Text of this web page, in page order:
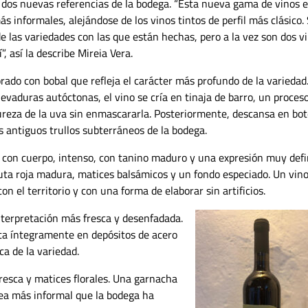
informales, alejándose de los vinos tintos de perfil más clásico.
las variedades con las que están hechas, pero a la vez son dos
así la describe Mireia Vera.
con bobal que refleja el carácter más profundo de la
autóctonas, el vino se cría en tinaja de barro, un
de la uva sin enmascararla. Posteriormente, descansa en
antiguos trullos subterráneos de la bodega.
cuerpo, intenso, con tanino maduro y una expresión muy
roja madura, matices balsámicos y un fondo especiado. Un
el territorio y con una forma de elaborar sin artificios.
más fresca y desenfadada.
íntegramente en depósitos de acero
de la variedad.
y matices florales. Una garnacha
más informal que la bodega ha